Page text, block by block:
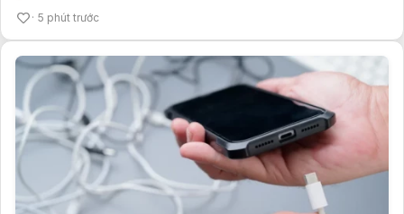
5 phút trước